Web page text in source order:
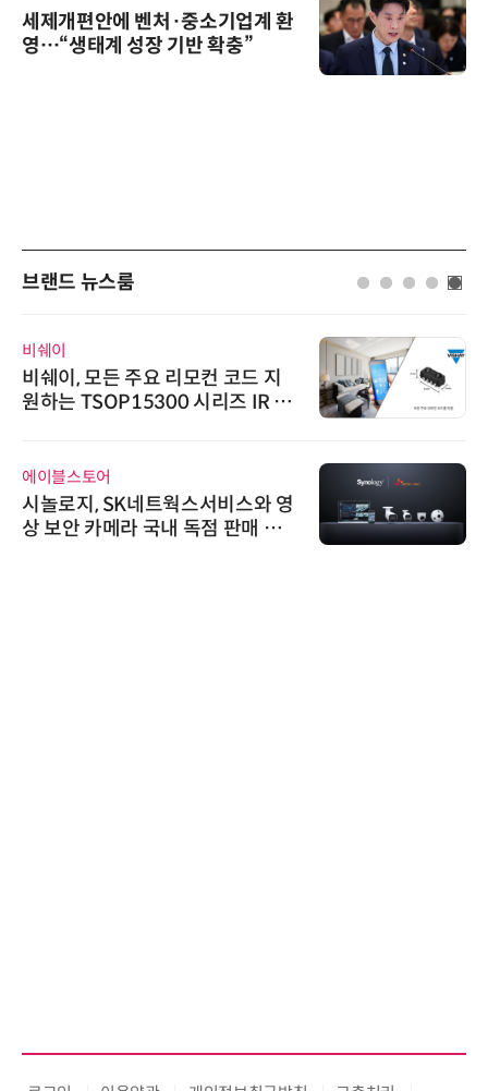
세제개편안에 벤처·중소기업계 환
영…“생태계 성장 기반 확충”
브랜드 뉴스룸
비쉐이
비쉐이, 모든 주요 리모컨 코드 지
원하는 TSOP15300 시리즈 IR 수
에이블스토어
시놀로지, SK네트웍스서비스와 영
상 보안 카메라 국내 독점 판매 파